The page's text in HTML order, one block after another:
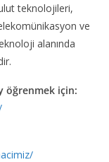
teknolojileri,
ve
alanında
öğrenmek için: